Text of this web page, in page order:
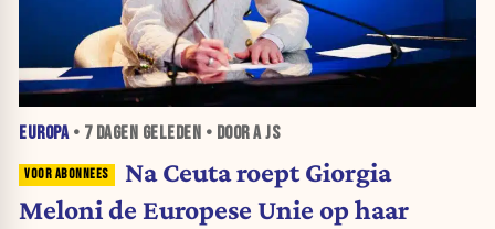
EUROPA• 7 DAGEN GELEDEN • DOOR A JS
Na Ceuta roept Giorgia
Meloni de Europese Unie op haar